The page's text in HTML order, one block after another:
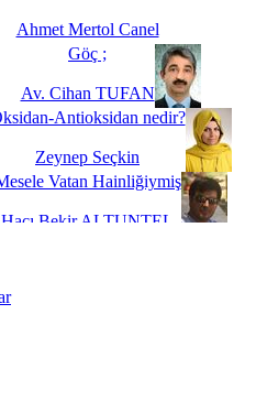
Ahmet Mertol Canel
Göç ;
Av. Cihan TUFAN
Antioksidan nedir?
Zeynep Seçkin
Vatan Hainliğiymiş
Hacı Bekir ALTUNTEL
Kısa Bir Süre De Olsa Burdayız
Adaleti Kalmadı Üstadım!